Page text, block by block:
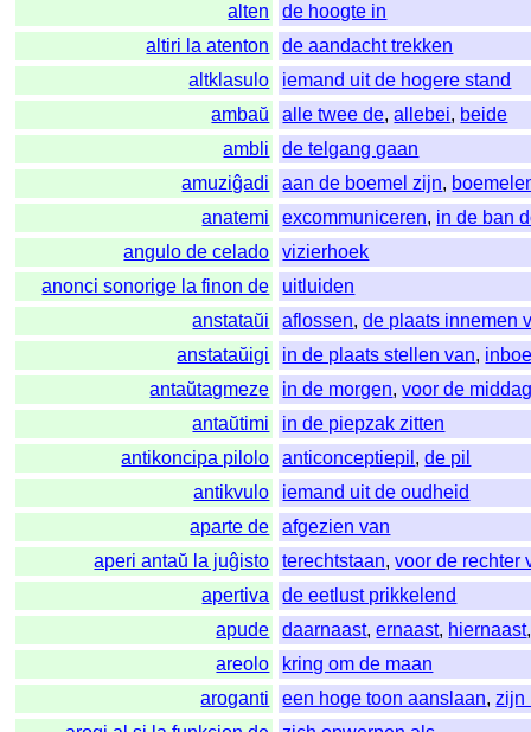
alten
de hoogte in
altiri la atenton
de aandacht trekken
altklasulo
iemand uit de hogere stand
ambaŭ
alle twee de,allebei, beide
ambli
de telgang gaan
amuziĝadi
aan de boemel zijn,
anatemi
excommuniceren, in de ban
angulo de celado
vizierhoek
anonci sonorige la finon de
uitluiden
anstataŭi
aflossen,de plaats innemen
anstataŭigi
in de plaats stellen van,
antaŭtagmeze
in de morgen,voor de
antaŭtimi
in de piepzak zitten
antikoncipa pilolo
anticonceptiepil ,de pil
antikvulo
iemand uit de oudheid
aparte de
afgezien van
aperi antaŭ la juĝisto
terechtstaan,voor de rechter
apertiva
de eetlust prikkelend
apude
daarnaast,ernaast, hiernaast
areolo
kring om de maan
aroganti
een hoge toon aanslaan,zijn